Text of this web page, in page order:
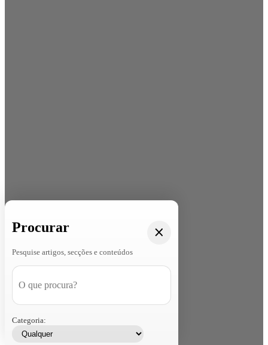
Procurar
Pesquise artigos, secções e conteúdos
Categoria: